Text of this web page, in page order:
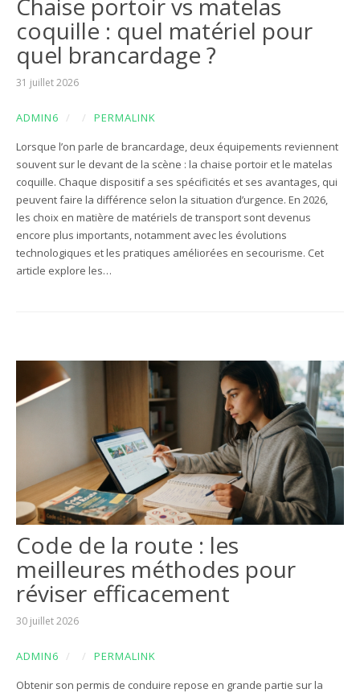
Chaise portoir vs matelas
coquille : quel matériel pour
quel brancardage ?
31 juillet 2026
ADMIN6 / /
PERMALINK
Lorsque l’on parle de brancardage, deux équipements reviennent
souvent sur le devant de la scène : la chaise portoir et le matelas
coquille. Chaque dispositif a ses spécificités et ses avantages, qui
peuvent faire la différence selon la situation d’urgence. En 2026,
les choix en matière de matériels de transport sont devenus
encore plus importants, notamment avec les évolutions
technologiques et les pratiques améliorées en secourisme. Cet
article explore les…
Code de la route : les
meilleures méthodes pour
réviser efficacement
30 juillet 2026
ADMIN6 / /
PERMALINK
Obtenir son permis de conduire repose en grande partie sur la